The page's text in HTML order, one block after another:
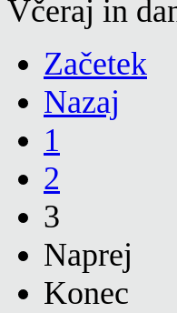
Včeraj in
Začetek
Nazaj
1
2
3
Naprej
Konec